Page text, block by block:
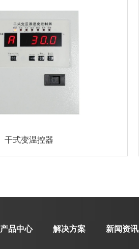
干式变温控器
产品中心 解决方案 新闻资讯